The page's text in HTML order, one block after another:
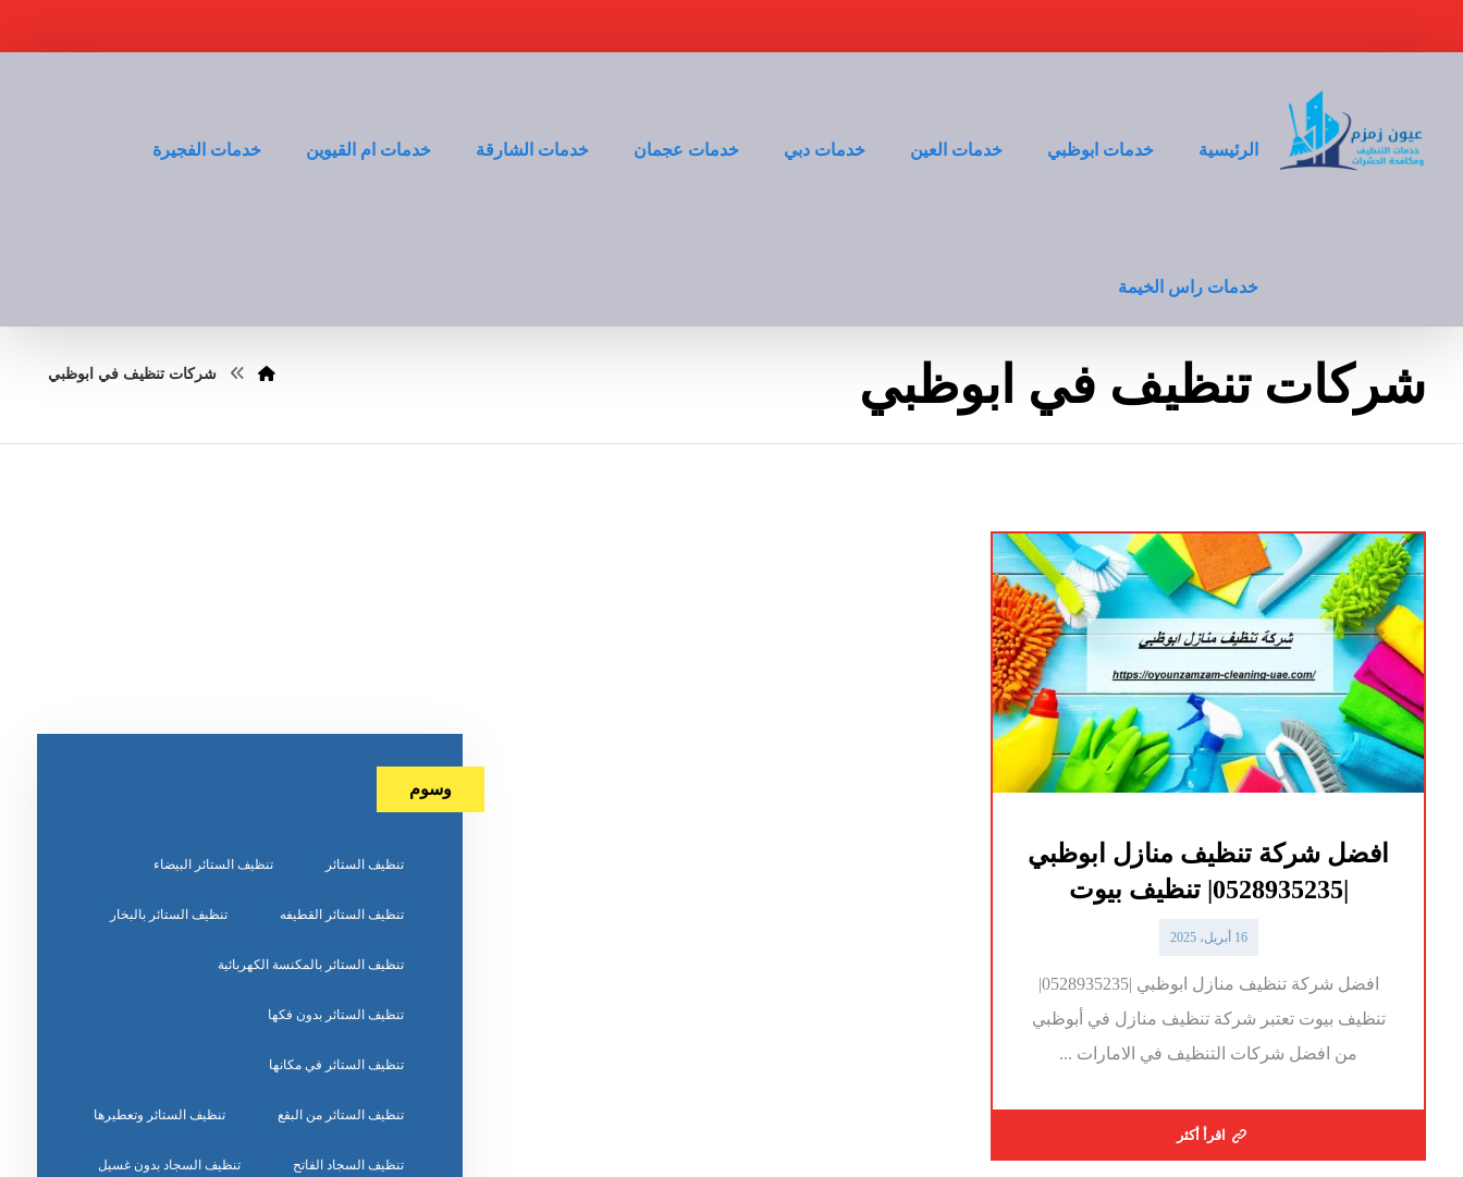
الرئيسية خدمات ابوظبي خدمات العين خدمات دبي خدمات عجمان خدمات الشارقة خدمات ام القيوين خدمات الفجيرة
خدمات راس الخيمة
شركات تنظيف في ابوظبي شركات تنظيف في ابوظبي
افضل شركة تنظيف منازل ابوظبي
|0528935235| تنظيف بيوت
16 أبريل، 2025
افضل شركة تنظيف منازل ابوظبي |0528935235|
تنظيف بيوت تعتبر شركة تنظيف منازل في أبوظبي
من افضل شركات التنظيف في الامارات ...
اقرأ أكثر
وسوم
تنظيف الستائر تنظيف الستائر البيضاء
تنظيف الستائر القطيفه تنظيف الستائر بالبخار
تنظيف الستائر بالمكنسة الكهربائية
تنظيف الستائر بدون فكها
تنظيف الستائر في مكانها
تنظيف الستائر من البقع تنظيف الستائر وتعطيرها
تنظيف السجاد الفاتح تنظيف السجاد بدون غسيل